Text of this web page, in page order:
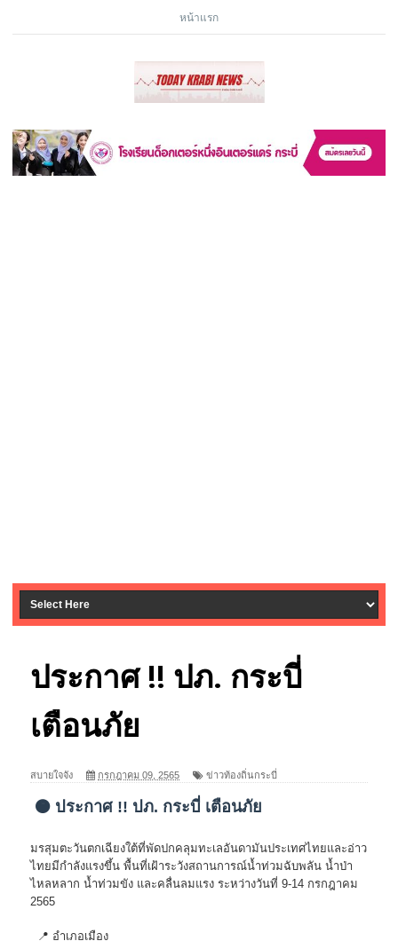
หน้าแรก
ประกาศ !! ปภ. กระบี่
เตือนภัย
สบายใจจัง กรกฎาคม 09, 2565 ข่าวท้องถิ่นกระบี่
🟠 ประกาศ !! ปภ. กระบี่ เตือนภัย
มรสุมตะวันตกเฉียงใต้ที่พัดปกคลุมทะเลอันดามันประเทศไทยและอ่าว
ไทยมีกำลังแรงขึ้น พื้นที่เฝ้าระวังสถานการณ์น้ำท่วมฉับพลัน น้ำป่า
ไหลหลาก น้ำท่วมขัง และคลื่นลมแรง ระหว่างวันที่ 9-14 กรกฎาคม
2565
📍 อำเภอเมือง